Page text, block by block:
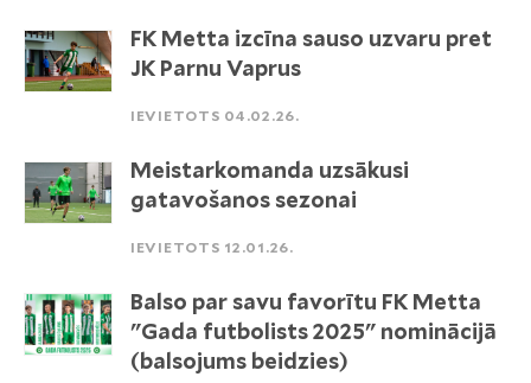
FK Metta izcīna sauso uzvaru pret
JK Parnu Vaprus
IEVIETOTS 04.02.26.
Meistarkomanda uzsākusi
gatavošanos sezonai
IEVIETOTS 12.01.26.
Balso par savu favorītu FK Metta
"Gada futbolists 2025" nominācijā
(balsojums beidzies)